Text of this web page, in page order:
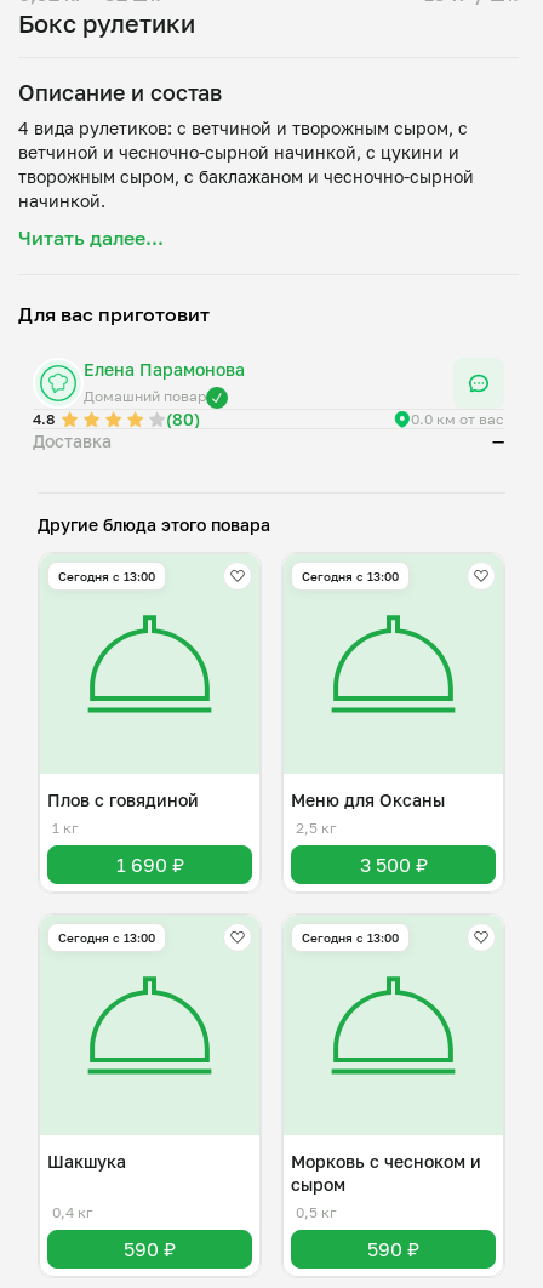
Бокс рулетики
Описание и состав
4 вида рулетиков: с ветчиной и творожным сыром, с
ветчиной и чесночно-сырной начинкой, с цукини и
творожным сыром, с баклажаном и чесночно-сырной
Читать далее...
Для вас приготовит
Елена Парамонова
Домашний повар
4.8
(80) 0.0 км от вас
Доставка —
Другие блюда этого повара
Сегодня с 13:00
Плов с говядиной
1 кг
1 690 ₽
Сегодня с 13:00
Меню для Оксаны
2,5 кг
3 500 ₽
Сегодня с 13:00
Шакшука
0,4 кг
590 ₽
Сегодня с 13:00
Морковь с чесноком и
сыром
0,5 кг
590 ₽